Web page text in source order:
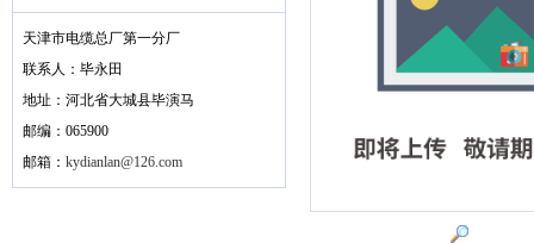
天津市电缆总厂第一分厂
联系人：毕永田
地址：河北省大城县毕演马
邮编：065900
邮箱： kydianlan@126.com